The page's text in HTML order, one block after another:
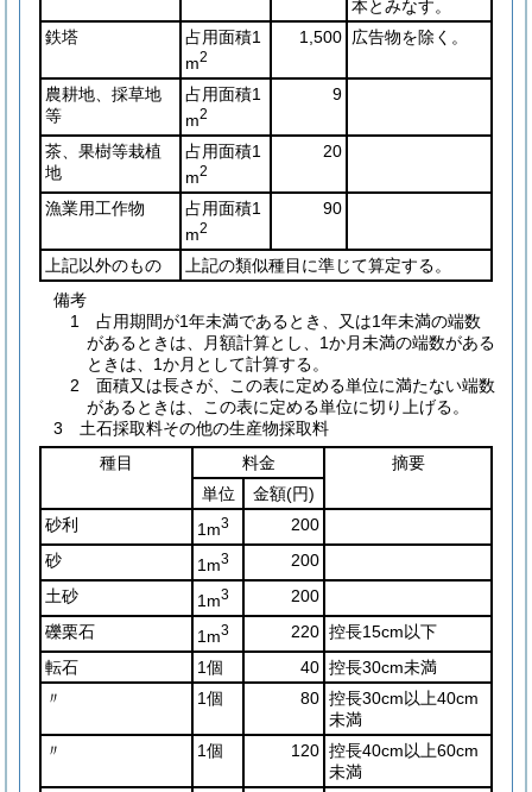
本とみなす。
鉄塔
占用面積1
m2
1,500 広告物を除く。
農耕地、採草地
等
占用面積1
m2
9
茶、果樹等栽植
地
占用面積1
m2
20
漁業用工作物
占用面積1
m2
90
上記以外のもの
上記の類似種目に準じて算定する。
備考
1 占用期間が1年未満であるとき、又は1年未満の端数
があるときは、月額計算とし、1か月未満の端数がある
ときは、1か月として計算する。
2 面積又は長さが、この表に定める単位に満たない端数
があるときは、この表に定める単位に切り上げる。
3 土石採取料その他の生産物採取料
種目
料金
摘要
単位
金額(円)
砂利
1m3
200
砂
1m3
200
土砂
1m3
200
礫栗石
1m3 220 控長15cm以下
転石
1個 40 控長30cm未満
〃
1個 80 控長30cm以上40cm
未満
〃
1個 120 控長40cm以上60cm
未満